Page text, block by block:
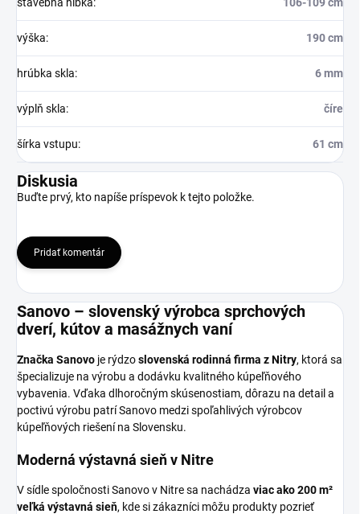
výška: 190 cm
hrúbka skla: 6 mm
výplň skla: číre
šírka vstupu: 61 cm
Diskusia
Buďte prvý, kto napíše príspevok k tejto položke.
Pridať komentár
Sanovo – slovenský výrobca sprchových
dverí, kútov a masážnych vaní
Značka Sanovo je rýdzoslovenská rodinná firma z Nitry, ktorá sa
špecializuje na výrobu a dodávku kvalitného kúpeľňového
vybavenia. Vďaka dlhoročným skúsenostiam, dôrazu na detail a
poctivú výrobu patrí Sanovo medzi spoľahlivých výrobcov
kúpeľňových riešení na Slovensku.
Moderná výstavná sieň v Nitre
V sídle spoločnosti Sanovo v Nitre sa nachádza viac ako 200 m²
veľká výstavná sieň, kde si zákazníci môžu produkty pozrieť